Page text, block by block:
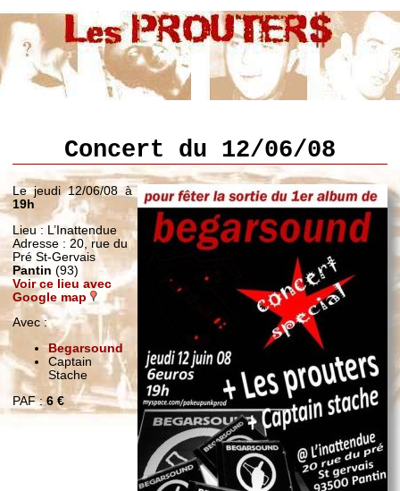
Concert du 12/06/08
Le jeudi 12/06/08 à
19h
Lieu : L’Inattendue
Adresse : 20, rue du
Pré St-Gervais
Pantin (93)
Voir ce lieu avec
Google map
Avec :
Begarsound
Captain
Stache
PAF :6 €